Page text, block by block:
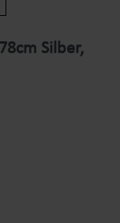
Silber,